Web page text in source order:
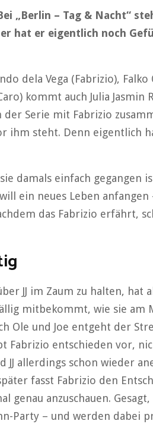
„Berlin – Tag & Nacht“
hat er eigentlich noch
dela Vega (Fabrizio), Falko
kommt auch Julia Jasmin
der Serie mit Fabrizio
ihm steht. Denn eigentlich
damals einfach gegangen
ein neues Leben
das Fabrizio erfährt,
JJ im Zaum zu halten, hat
mitbekommt, wie sie am
Ole und Joe entgeht der
entschieden vor,
allerdings schon wieder
fasst Fabrizio den
genau anzuschauen.
Party – und werden dabei